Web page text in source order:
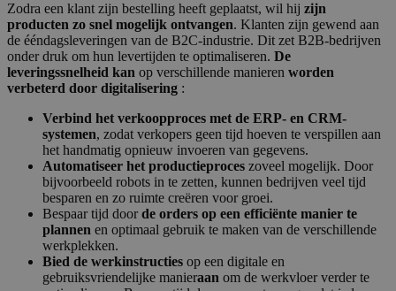
Zodra een klant zijn bestelling heeft geplaatst, wil hij zijn
producten zo snel mogelijk ontvangen. Klanten zijn gewend aan
de ééndagsleveringen van de B2C-industrie. Dit zet B2B-bedrijven
onder druk om hun levertijden te optimaliseren. De
leveringssnelheid kan op verschillende manieren worden
verbeterd door digitalisering :
Verbind het verkoopproces met de ERP- en CRM-
systemen, zodat verkopers geen tijd hoeven te verspillen aan
het handmatig opnieuw invoeren van gegevens.
Automatiseer het productieproces zoveel mogelijk. Door
bijvoorbeeld robots in te zetten, kunnen bedrijven veel tijd
besparen en zo ruimte creëren voor groei.
Bespaar tijd doorde orders op een efficiënte manier te
plannen en optimaal gebruik te maken van de verschillende
werkplekken.
Bied de werkinstructies op een digitale en
gebruiksvriendelijke manieraan om de werkvloer verder te